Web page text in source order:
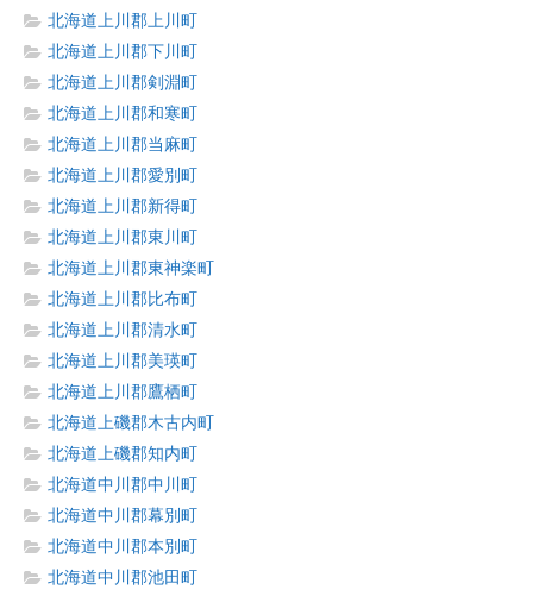
北海道上川郡上川町
北海道上川郡下川町
北海道上川郡剣淵町
北海道上川郡和寒町
北海道上川郡当麻町
北海道上川郡愛別町
北海道上川郡新得町
北海道上川郡東川町
北海道上川郡東神楽町
北海道上川郡比布町
北海道上川郡清水町
北海道上川郡美瑛町
北海道上川郡鷹栖町
北海道上磯郡木古内町
北海道上磯郡知内町
北海道中川郡中川町
北海道中川郡幕別町
北海道中川郡本別町
北海道中川郡池田町